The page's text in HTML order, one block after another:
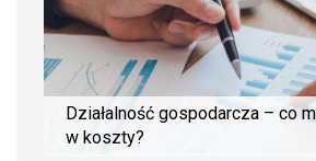
Działalność gospodarcza – co
w koszty?